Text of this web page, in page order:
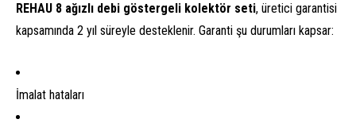
REHAU 8 ağızlı debi göstergeli kolektör seti, üretici garantisi
kapsamında 2 yıl süreyle desteklenir. Garanti şu durumları kapsar:
İmalat hataları